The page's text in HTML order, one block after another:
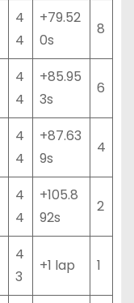
4
4
+79.52
0s
8
4
4
+85.95
3s
6
4
4
+87.63
9s
4
4
4
+105.8
92s
2
4
3
+1 lap 1